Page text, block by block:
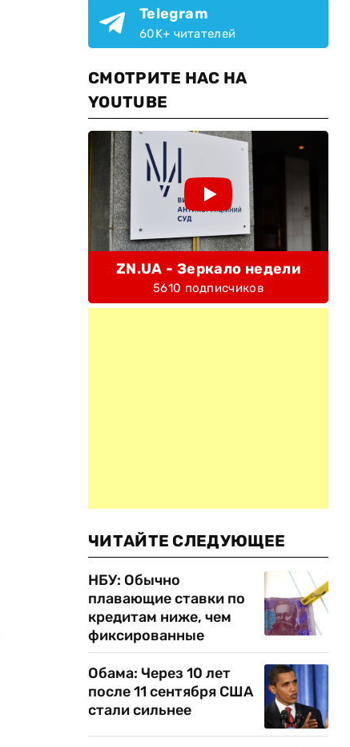
Telegram
60K+ читателей
СМОТРИТЕ НАС НА
YOUTUBE
ZN.UA - Зеркало недели
5610 подписчиков
ЧИТАЙТЕ СЛЕДУЮЩЕЕ
НБУ: Обычно
плавающие ставки по
кредитам ниже, чем
фиксированные
Обама: Через 10 лет
после 11 сентября США
стали сильнее